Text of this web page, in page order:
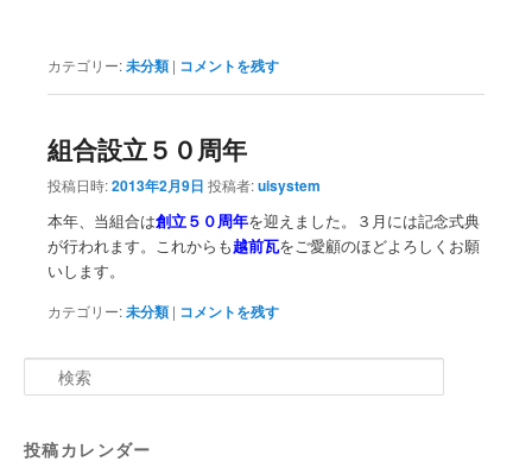
カテゴリー:未分類 | コメントを残す
組合設立５０周年
投稿日時:2013年2月9日 投稿者:uisystem
本年、当組合は創立５０周年を迎えました。３月には記念式典
が行われます。これからも越前瓦をご愛顧のほどよろしくお願
いします。
カテゴリー:未分類 | コメントを残す
索
投稿カレンダー